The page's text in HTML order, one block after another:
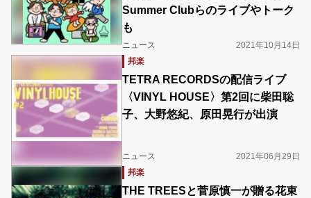
Summer Clubらのライブやトーク
も
ニュース
2021年10月14日
邦楽
TETRA RECORDSの配信ライブ
〈VINYL HOUSE〉第2回に柴田聡
子、大野悠紀、原田晃行が出演
ニュース
2021年06月29日
邦楽
THE TREESと菅原慎一が贈る花束